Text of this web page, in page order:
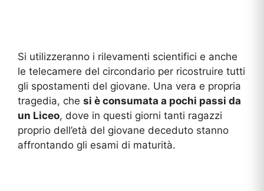
Si utilizzeranno i rilevamenti scientifici e anche
le telecamere del circondario per ricostruire tutti
gli spostamenti del giovane. Una vera e propria
tragedia, che si è consumata a pochi passi da
un Liceo, dove in questi giorni tanti ragazzi
proprio dell’età del giovane deceduto stanno
affrontando gli esami di maturità.